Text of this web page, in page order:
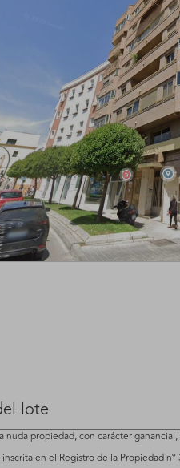
lote
nuda propiedad, con carácter
en el Registro de la Propiedad nº